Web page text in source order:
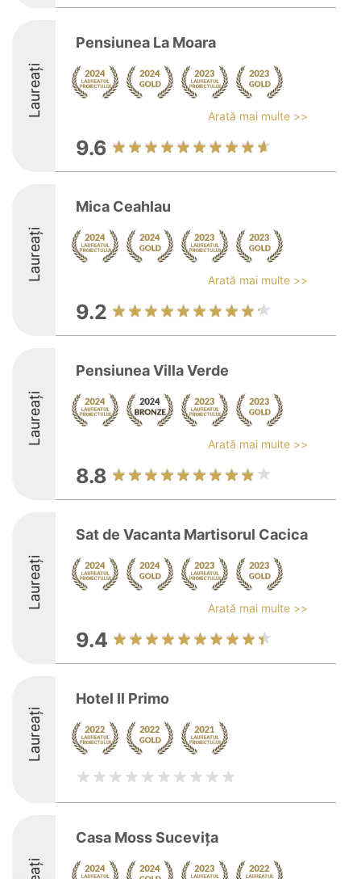
Laureați
Pensiunea La Moara
Arată mai multe >>
9.6
Laureați
Mica Ceahlau
Arată mai multe >>
9.2
Laureați
Pensiunea Villa Verde
Arată mai multe >>
8.8
Laureați
Sat de Vacanta Martisorul Cacica
Arată mai multe >>
9.4
Laureați
Hotel Il Primo
Casa Moss Sucevița